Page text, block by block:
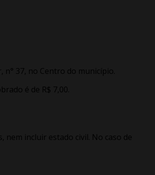
n° 37, no Centro do município.
é de R$ 7,00.
nem incluir estado civil. No caso de